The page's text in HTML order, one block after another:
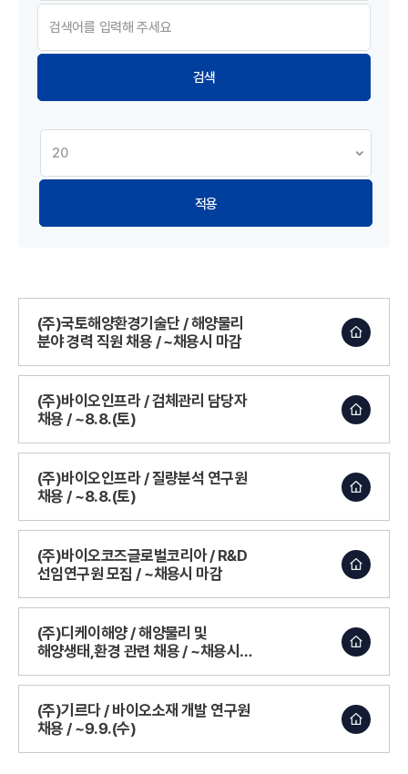
적용
(주)국토해양환경기술단 / 해양물리
분야 경력 직원 채용 / ~채용시 마감
(주)바이오인프라 / 검체관리 담당자
채용 / ~8.8.(토)
(주)바이오인프라 / 질량분석 연구원
채용 / ~8.8.(토)
(주)바이오코즈글로벌코리아 / R&D
선임연구원 모집 / ~채용시 마감
(주)디케이해양 / 해양물리 및
해양생태,환경 관련 채용 / ~채용시
(주)기르다 / 바이오소재 개발 연구원
채용 / ~9.9.(수)